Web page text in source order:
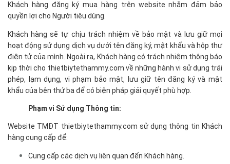
Khách hàng đăng ký mua hàng trên website nhằm đảm bảo
quyền lợi cho Người tiêu dùng.
Khách hàng sẽ tự chịu trách nhiệm về bảo mật và lưu giữ mọi
hoạt động sử dụng dịch vụ dưới tên đăng ký, mật khẩu và hộp thư
điện tử của mình. Ngoài ra, Khách hàng có trách nhiệm thông báo
kịp thời cho thietbiytethammy.com về những hành vi sử dụng trái
phép, lạm dụng, vi phạm bảo mật, lưu giữ tên đăng ký và mật
khẩu của bên thứ ba để có biện pháp giải quyết phù hợp.
Phạm vi Sử dụng Thông tin:
Website TMĐT thietbiytethammy.com sử dụng thông tin Khách
hàng cung cấp để:
Cung cấp các dịch vụ liên quan đến Khách hàng.